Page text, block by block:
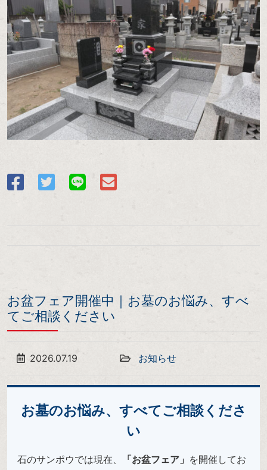
お盆フェア開催中｜お墓のお悩み、すべ
てご相談ください
2026.07.19 お知らせ
お墓のお悩み、すべてご相談くださ
い
石のサンポウでは現在、 「お盆フェア」 を開催してお